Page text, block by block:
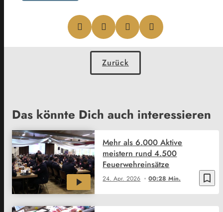
Zurück
Das könnte Dich auch interessieren
bookmark_border
24. Apr. 2026 00:28 Min.
Mehr als 6.000 Aktive
meistern rund 4.500
Feuerwehreinsätze